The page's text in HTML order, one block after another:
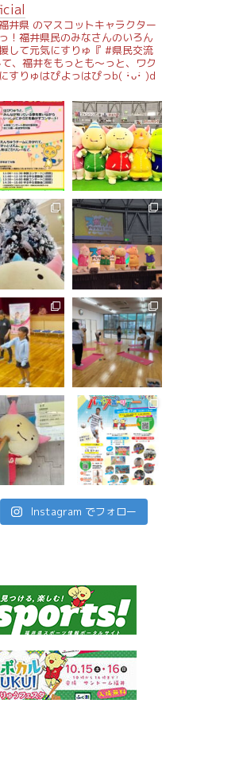
井県 のマスコットキャラクター
！福井県民のみなさんのいろん
して元気にすりゅ『 #県民交流
、福井をもっとも～っと、ワク
すりゅはぴよっはぴっb( ･̀ᴗ･́ )d
Instagram でフォロー